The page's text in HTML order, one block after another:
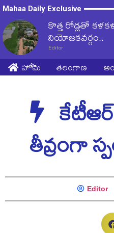
Mahaa Daily Exclusive
కొత్త రోడ్లతో
నియోజకవర్గం..
Editor
హోమ్ తెలంగాణ
తీవ్రంగా
Editor